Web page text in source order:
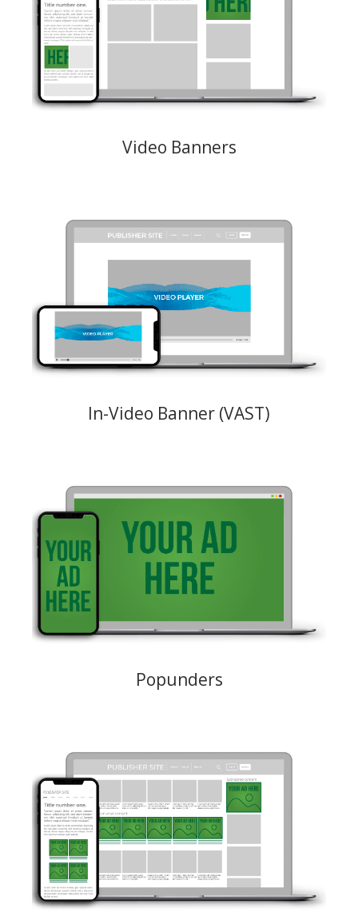
schnelle, störungsfreie Benutzererfahrung 160x600, 300x100, 300x250,
Creative: 160x600, 300x100, 300x50, 300x500, 728x90 MP4,
maximales Gewicht 1,5 MB
Video Banners
Benutzerdefiniert, 300x250 & 728x90
Motiv: JPEG, PNG, GIF Maximalgewicht 150KB
Preismodelle: CPM, CPC
In-Video Banner (VAST)
Das Großformat wird versteckt hinter dem Hauptbrowserfenster
angezeigt, wo es unbemerkt bleibt, bis der User das
Hauptbrowserfenster schließt oder minimiert.
Creative: URL der Zielseite des Werbetreibenden
Popunders
Vollständig anpassbares Widget mit einem ansprechenden oder
benutzerdefinierten Bild und einem kurzen Text: Titel und
Beschreibung. Die Nativ Anzeigen von ExoClick funktionieren auf allen
Geräten vollständig: Desktop, Mobile und Tablet.
Motiv: JPEG, PNG (300x300 - 900x900) maximales Gewicht 150 KB
Text: Titel max. 50 Zeichen, Beschreibung max. 90 Zeichen, Brand
max. 30 Zeichen, Video Thumbs: 1.5 MB, 16:9, max 10 secs
Preismodelle: CPM, CPC